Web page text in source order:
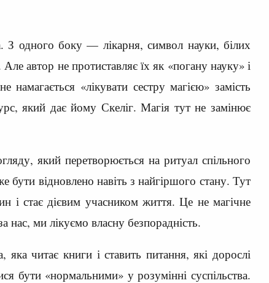
З одного боку — лікарня, символ науки, білих
автор не протиставляє їх як «погану науку» і
«лікувати сестру магією» замість
який дає йому Скеліг. Магія тут не замінює
який перетворюється на ритуал спільного
відновлено навіть з найгіршого стану. Тут
і стає дієвим учасником життя. Це не магічне
ми лікуємо власну безпорадність.
читає книги і ставить питання, які дорослі
«нормальними» у розумінні суспільства.